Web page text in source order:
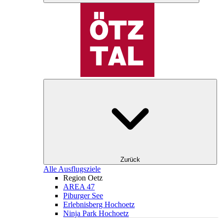
Zurück
Alle Ausflugsziele
Region Oetz
AREA 47
Piburger See
Erlebnisberg Hochoetz
Ninja Park Hochoetz